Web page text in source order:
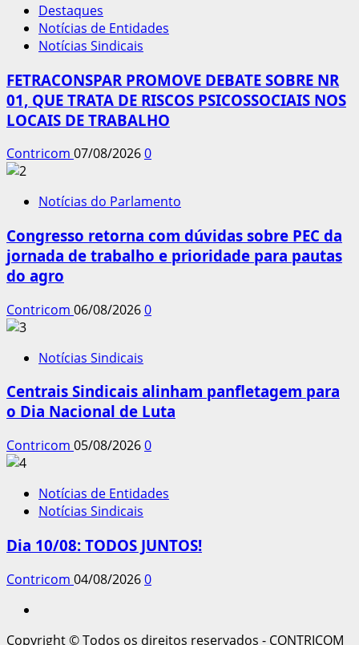
Destaques
Notícias de Entidades
Notícias Sindicais
FETRACONSPAR PROMOVE DEBATE SOBRE NR
01, QUE TRATA DE RISCOS PSICOSSOCIAIS NOS
LOCAIS DE TRABALHO
Contricom 07/08/20260
Notícias do Parlamento
Congresso retorna com dúvidas sobre PEC da
jornada de trabalho e prioridade para pautas
do agro
Contricom 06/08/20260
Notícias Sindicais
Centrais Sindicais alinham panfletagem para
o Dia Nacional de Luta
Contricom 05/08/20260
Notícias de Entidades
Notícias Sindicais
Dia 10/08: TODOS JUNTOS!
Contricom 04/08/20260
Copyright © Todos os direitos reservados - CONTRICOM